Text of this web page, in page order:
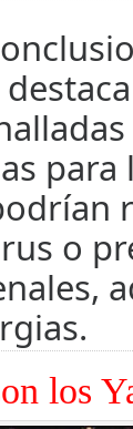
o
los